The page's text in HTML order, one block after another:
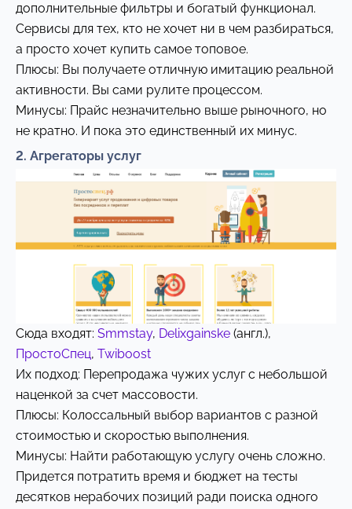
дополнительные фильтры и богатый функционал.
Сервисы для тех, кто не хочет ни в чем разбираться,
а просто хочет купить самое топовое.
Плюсы: Вы получаете отличную имитацию реальной
активности. Вы сами рулите процессом.
Минусы: Прайс незначительно выше рыночного, но
не кратно. И пока это единственный их минус.
2. Агрегаторы услуг
Сюда входят: Smmstay, Delixgainske (англ.),
ПростоСпец, Twiboost
Их подход: Перепродажа чужих услуг с небольшой
наценкой за счет массовости.
Плюсы: Колоссальный выбор вариантов с разной
стоимостью и скоростью выполнения.
Минусы: Найти работающую услугу очень сложно.
Придется потратить время и бюджет на тесты
десятков нерабочих позиций ради поиска одного